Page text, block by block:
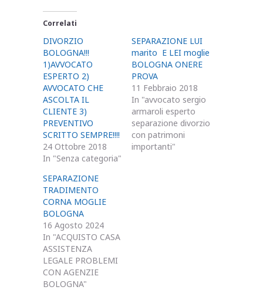
Correlati
DIVORZIO
BOLOGNA!!!
1)AVVOCATO
ESPERTO 2)
AVVOCATO CHE
ASCOLTA IL
CLIENTE 3)
PREVENTIVO
SCRITTO SEMPRE!!!!
24 Ottobre 2018
In "Senza categoria"
SEPARAZIONE LUI
marito E LEI moglie
BOLOGNA ONERE
PROVA
11 Febbraio 2018
In "avvocato sergio
armaroli esperto
separazione divorzio
con patrimoni
importanti"
SEPARAZIONE
TRADIMENTO
CORNA MOGLIE
BOLOGNA
16 Agosto 2024
In "ACQUISTO CASA
ASSISTENZA
LEGALE PROBLEMI
CON AGENZIE
BOLOGNA"